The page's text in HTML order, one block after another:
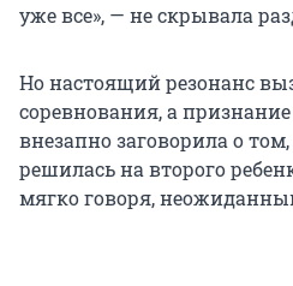
уже все», — не скрывала
Но настоящий резонанс
соревнования, а
внезапно заговорила о
решилась на второго
мягко говоря,